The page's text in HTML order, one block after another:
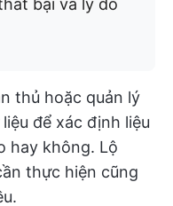
bại và lý do
thủ hoặc quản lý
để xác định liệu
hay không. Lộ
thực hiện cũng